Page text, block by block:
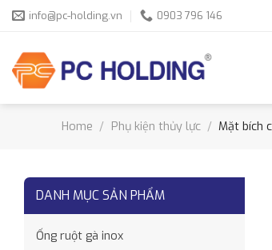
Skip
content
info@pc-holding.vn 0903 796 146
Home / Phụ kiện thủy lực / Mặt bích
DANH MỤC SẢN PHẨM
Ống ruột gà inox